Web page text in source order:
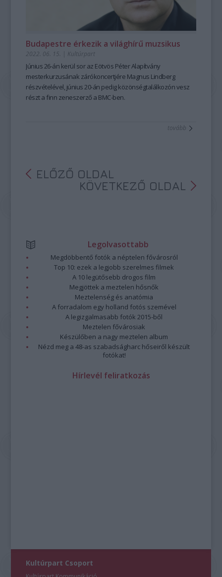
Budapestre érkezik a világhírű muzsikus
2022. 06. 15. | Kultúrpart
Június 26-án kerül sor az Eötvös Péter Alapítvány
mesterkurzusának zárókoncertjére Magnus Lindberg
részvételével, június 20-án pedig közönségtalálkozón vesz
részt a finn zeneszerző a BMC-ben.
tovább
ELŐZŐ OLDAL
KÖVETKEZŐ OLDAL
Legolvasottabb
Megdöbbentő fotók a néptelen fővárosról
Top 10: ezek a legjobb szerelmes filmek
A 10 legütősebb drogos film
Megjöttek a meztelen hősnők
Meztelenség és anatómia
A forradalom egy holland fotós szemével
A legizgalmasabb fotók 2015-ből
Meztelen fővárosiak
Készülőben a nagy meztelen album
Nézd meg a 48-as szabadságharc hőseiről készült
fotókat!
Hírlevél feliratkozás
Kultúrpart Csoport